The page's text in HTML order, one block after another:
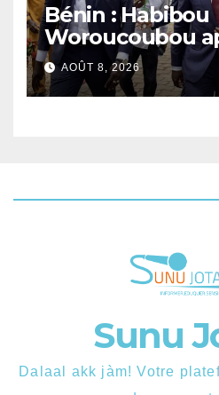
Bénin : Habibou
Woroucoubou
retour du
Sénat
AOÛT 8, 2026
Sunu
Dalaal akk jàm! Votre